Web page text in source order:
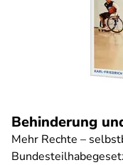
Behinderung
Mehr Rechte –